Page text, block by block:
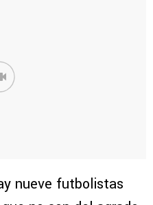
nueve futbolistas